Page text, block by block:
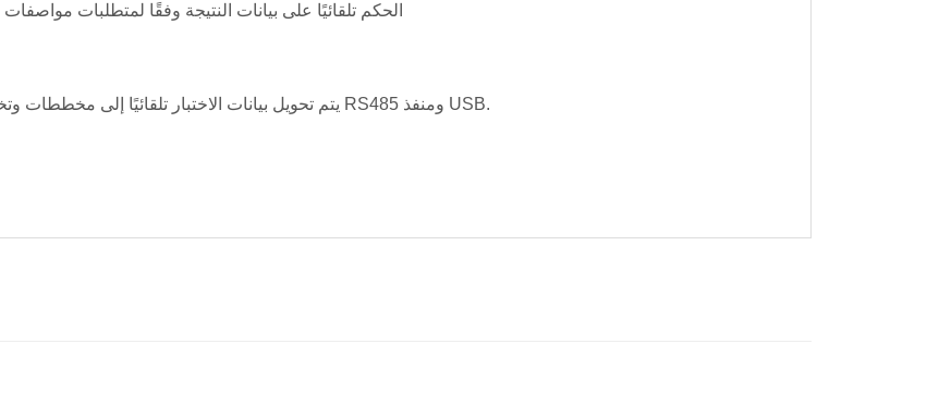
الحكم تلقائيًا على بيانات النتيجة وفقًا لمتطلبات مواصفات
يتم تحويل بيانات الاختبار تلقائيًا إلى مخططات وتخزينها؛ مجهزة باتصالات RS485 ومنفذ USB.